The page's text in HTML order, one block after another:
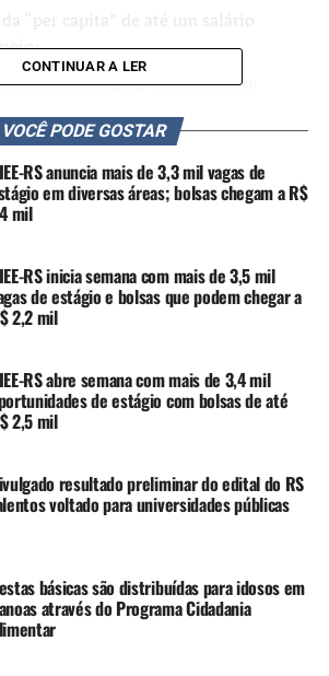
“per capita” de até um salário
pelo menos, uma criança ou um
matriculado e cursando o ensino
ou superior.
fornecimento das cestas básicas será
de até seis anos. A
diretamente ao representante da
na forma de produtos alimentícios a
em uma das unidades da
apenas e exclusivamente os
devem se cadastrar enviando e-
ou ligando para
9495 e (51) 3210-9355, até o dia
são destinadas aos estudantes
ingressado pelo Programa
(PROUNI) e que estejam
em universidades privadas
CONTINUAR A LER
VOCÊ PODE GOSTAR
RS anuncia mais de 3,3 mil vagas de
em diversas áreas; bolsas chegam a R$
mil
RS inicia semana com mais de 3,5 mil
de estágio e bolsas que podem chegar a
2,2 mil
RS abre semana com mais de 3,4 mil
de estágio com bolsas de até
2,5 mil
resultado preliminar do edital do RS
voltado para universidades públicas
básicas são distribuídas para idosos em
através do Programa Cidadania